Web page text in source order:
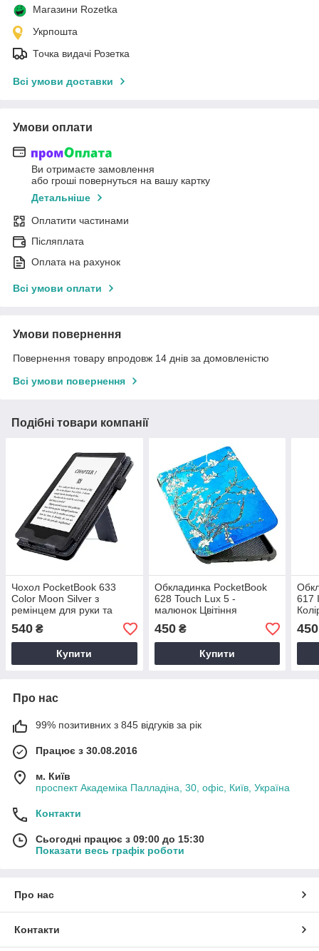
Магазини Rozetka
Укрпошта
Точка видачі Розетка
Всі умови доставки
Умови оплати
Ви отримаєте замовлення
або гроші повернуться на вашу картку
Детальніше
Оплатити частинами
Післяплата
Оплата на рахунок
Всі умови оплати
Умови повернення
Повернення товару впродовж 14 днів за домовленістю
Всі умови повернення
Подібні товари компанії
Чохол PocketBook 633
Color Moon Silver з
ремінцем для руки та
підставкою чорний – TPU
обкладинка для Покетбук
540 ₴
Купити
Обкладинка PocketBook
628 Touch Lux 5 -
малюнок Цвітіння
Мигдалю - чохол на
Покетбук
450₴
Купити
617
на
450
Про нас
99% позитивних з 845 відгуків за рік
Працює з 30.08.2016
м. Київ
проспект Академіка Палладіна, 30, офіс, Київ, Україна
Контакти
Сьогодні працює з 09:00 до 15:30
Показати весь графік роботи
Про нас
Контакти